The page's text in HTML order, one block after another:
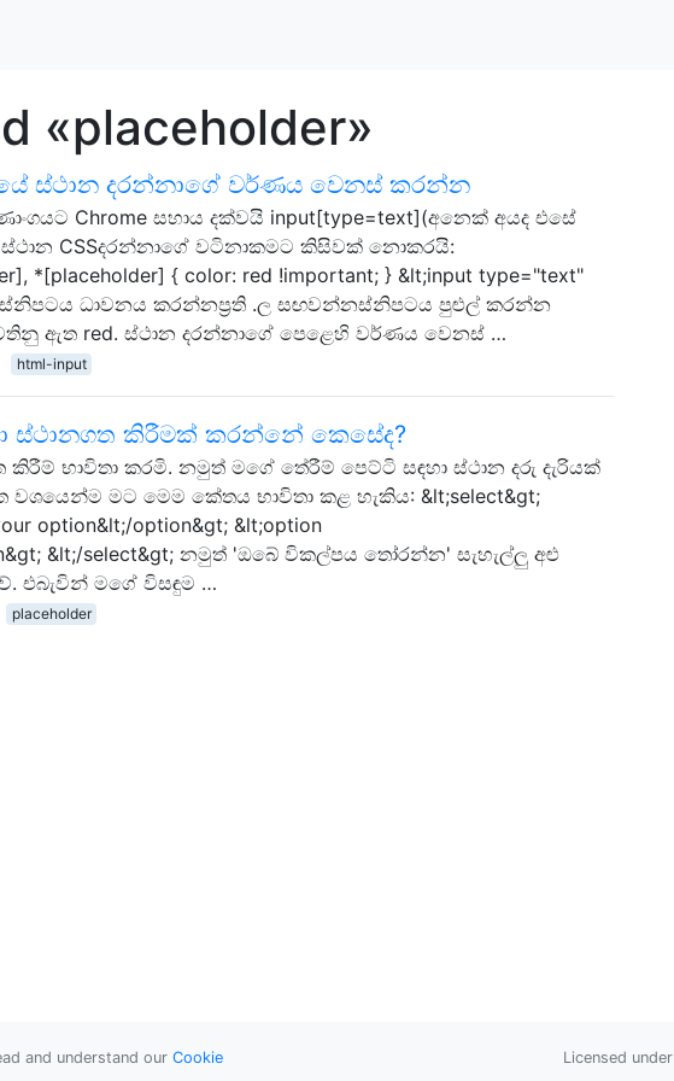
«placeholder»
ස්ථාන දරන්නාගේ වර්ණය වෙනස් කරන්න
Chrome සහාය දක්වයි input[type=text](අනෙක් අයද එසේ
CSSදරන්නාගේ වටිනාකමට කිසිවක් නොකරයි:
*[placeholder] { color: red !important; } &lt;input type="text"
ස්නිපටය ධාවනය කරන්නප්‍රති .ල සඟවන්නස්නිපටය පුළුල් කරන්න
ඇත red. ස්ථාන දරන්නාගේ පෙළෙහි වර්ණය වෙනස් …
html-input
ස්ථානගත කිරීමක් කරන්නේ කෙසේද?
කිරීම් භාවිතා කරමි. නමුත් මගේ තේරීම් පෙට්ටි සඳහා ස්ථාන දරු දැරියක්
මට මෙම කේතය භාවිතා කළ හැකිය: &lt;select&gt;
option&lt;/option&gt; &lt;option
&lt;/select&gt; නමුත් 'ඔබේ විකල්පය තෝරන්න' සැහැල්ලු අළු
එබැවින් මගේ විසඳුම …
placeholder
and understand our Cookie
Licensed under